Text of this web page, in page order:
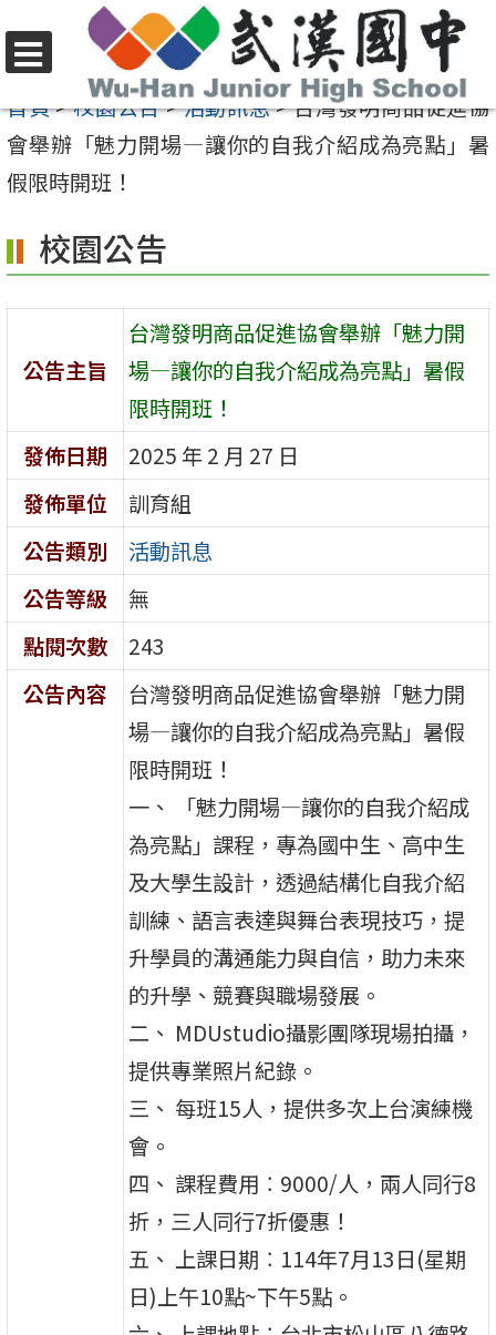
至
要
內
區
選
單
首頁>校園公告>活動訊息>台灣發明商品促進協
會舉辦「魅力開場—讓你的自我介紹成為亮點」暑
假限時開班！
校園公告
公告主旨
台灣發明商品促進協會舉辦「魅力開
場—讓你的自我介紹成為亮點」暑假
限時開班！
發佈日期
2025 年 2 月 27 日
發佈單位
訓育組
公告類別
活動訊息
公告等級
無
點閱次數
243
公告內容
台灣發明商品促進協會舉辦「魅力開
場—讓你的自我介紹成為亮點」暑假
限時開班！
一、 「魅力開場—讓你的自我介紹成
為亮點」課程，專為國中生、高中生
及大學生設計，透過結構化自我介紹
訓練、語言表達與舞台表現技巧，提
升學員的溝通能力與自信，助力未來
的升學、競賽與職場發展。
二、 MDUstudio攝影團隊現場拍攝，
提供專業照片紀錄。
三、 每班15人，提供多次上台演練機
會。
四、 課程費用︰9000/人，兩人同行8
折，三人同行7折優惠！
五、 上課日期︰114年7月13日(星期
日)上午10點~下午5點。